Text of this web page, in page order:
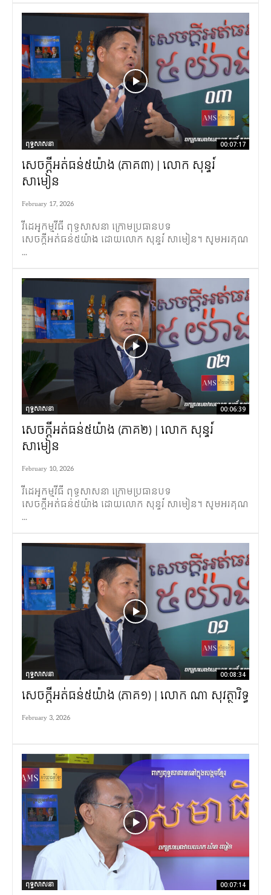
ពុទ្ធសាសនា 00:07:17
សេចក្តីអត់ធន់៥យ៉ាង (ភាគ៣) | លោក សុន្ទរ៍
សាមៀន
February 17, 2026
វីដេអូកម្មវីធី​ ពុទ្ធសាសនា ក្រោមប្រធានបទ
សេចក្តីអត់ធន់៥យ៉ាង ដោយលោក សុន្ទរ៍ សាមៀន។ សូមអរគុណ
...
ពុទ្ធសាសនា 00:06:39
សេចក្តីអត់ធន់៥យ៉ាង (ភាគ២) | លោក សុន្ទរ៍
សាមៀន
February 10, 2026
វីដេអូកម្មវីធី​ ពុទ្ធសាសនា ក្រោមប្រធានបទ
សេចក្តីអត់ធន់៥យ៉ាង ដោយលោក សុន្ទរ៍ សាមៀន។ សូមអរគុណ
...
ពុទ្ធសាសនា 00:08:34
សេចក្តីអត់ធន់៥យ៉ាង (ភាគ១) | លោក ណា សុវត្ថាវិទ្ធ
February 3, 2026
ពុទ្ធសាសនា 00:07:14